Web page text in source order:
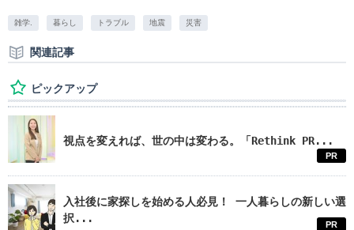
雑学. 暮らし トラブル 地震 災害
関連記事
ピックアップ
視点を変えれば、世の中は変わる。「Rethink PR...
PR
入社後に家探しを始める人必見！ 一人暮らしの新しい選
択...
PR